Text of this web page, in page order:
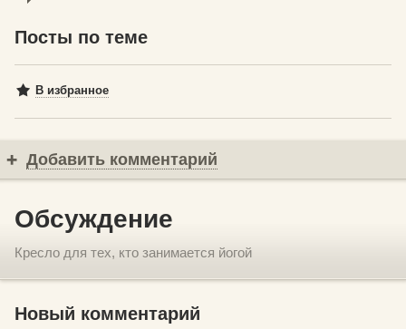
Посты по теме
В избранное
Добавить комментарий
Обсуждение
Кресло для тех, кто занимается йогой
Новый комментарий